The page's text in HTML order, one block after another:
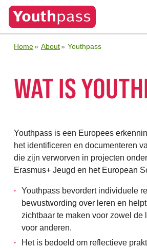
Home About Youthpass
WAT IS
Youthpass is een Europees
het identificeren en documenteren
die zijn verworven in projecten
Erasmus+ Jeugd en het European
Youthpass bevordert individuele
bewustwording over leren en
zichtbaar te maken voor zowel de
voor anderen.
Het is bedoeld om reflectieve